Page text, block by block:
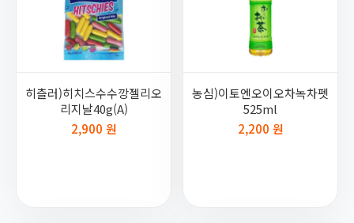
히츨러)히치스수수깡젤리오
리지날40g(A)
2,900 원
농심)이토엔오이오차녹차펫
525ml
2,200 원